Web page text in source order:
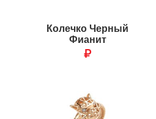
Колечко Черный
Фианит
₽